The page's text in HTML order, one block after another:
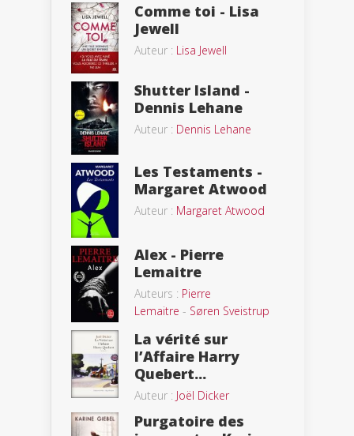
Comme toi - Lisa
Jewell
Auteur : Lisa Jewell
Shutter Island -
Dennis Lehane
Auteur : Dennis Lehane
Les Testaments -
Margaret Atwood
Auteur : Margaret Atwood
Alex - Pierre
Lemaitre
Auteurs : Pierre
Lemaitre - Søren Sveistrup
La vérité sur
l’Affaire Harry
Quebert...
Auteur : Joël Dicker
Purgatoire des